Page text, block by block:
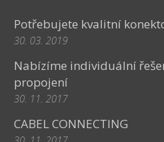
Potřebujete kvalitní
30. 03. 2019
Nabízíme individuální
propojení
30. 11. 2017
CABEL CONNECTING